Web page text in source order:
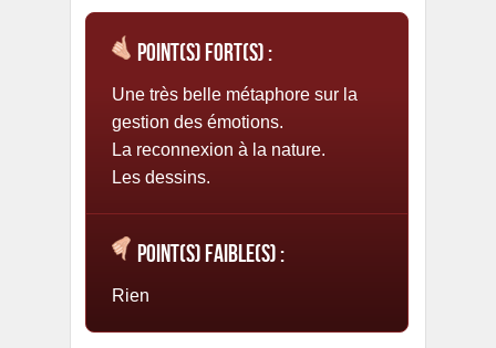
Point(s) fort(s) :
Une très belle métaphore sur la
gestion des émotions.
La reconnexion à la nature.
Les dessins.
Point(s) faible(s) :
Rien